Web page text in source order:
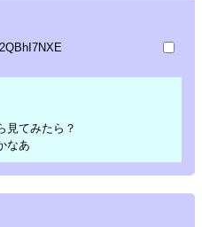
見てみたら？
なあ